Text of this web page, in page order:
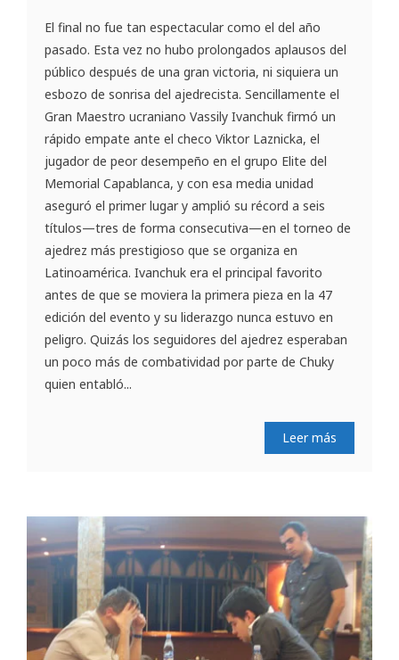
El final no fue tan espectacular como el del año
pasado. Esta vez no hubo prolongados aplausos del
público después de una gran victoria, ni siquiera un
esbozo de sonrisa del ajedrecista. Sencillamente el
Gran Maestro ucraniano Vassily Ivanchuk firmó un
rápido empate ante el checo Viktor Laznicka, el
jugador de peor desempeño en el grupo Elite del
Memorial Capablanca, y con esa media unidad
aseguró el primer lugar y amplió su récord a seis
títulos—tres de forma consecutiva—en el torneo de
ajedrez más prestigioso que se organiza en
Latinoamérica. Ivanchuk era el principal favorito
antes de que se moviera la primera pieza en la 47
edición del evento y su liderazgo nunca estuvo en
peligro. Quizás los seguidores del ajedrez esperaban
un poco más de combatividad por parte de Chuky
quien entabló...
Leer más